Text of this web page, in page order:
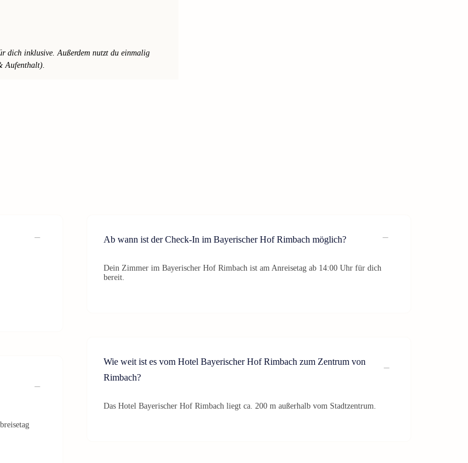
dich inklusive. Außerdem nutzt du einmalig
Aufenthalt).
Ab wann ist der Check-In im Bayerischer Hof Rimbach möglich?
Dein Zimmer im Bayerischer Hof Rimbach ist am Anreisetag ab 14:00 Uhr für dich
bereit.
Wie weit ist es vom Hotel Bayerischer Hof Rimbach zum Zentrum von
Rimbach?
Das Hotel Bayerischer Hof Rimbach liegt ca. 200 m außerhalb vom Stadtzentrum.